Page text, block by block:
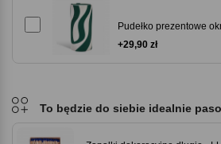
Pudełko prezentowe
+29,90 zł
To będzie do siebie idealnie